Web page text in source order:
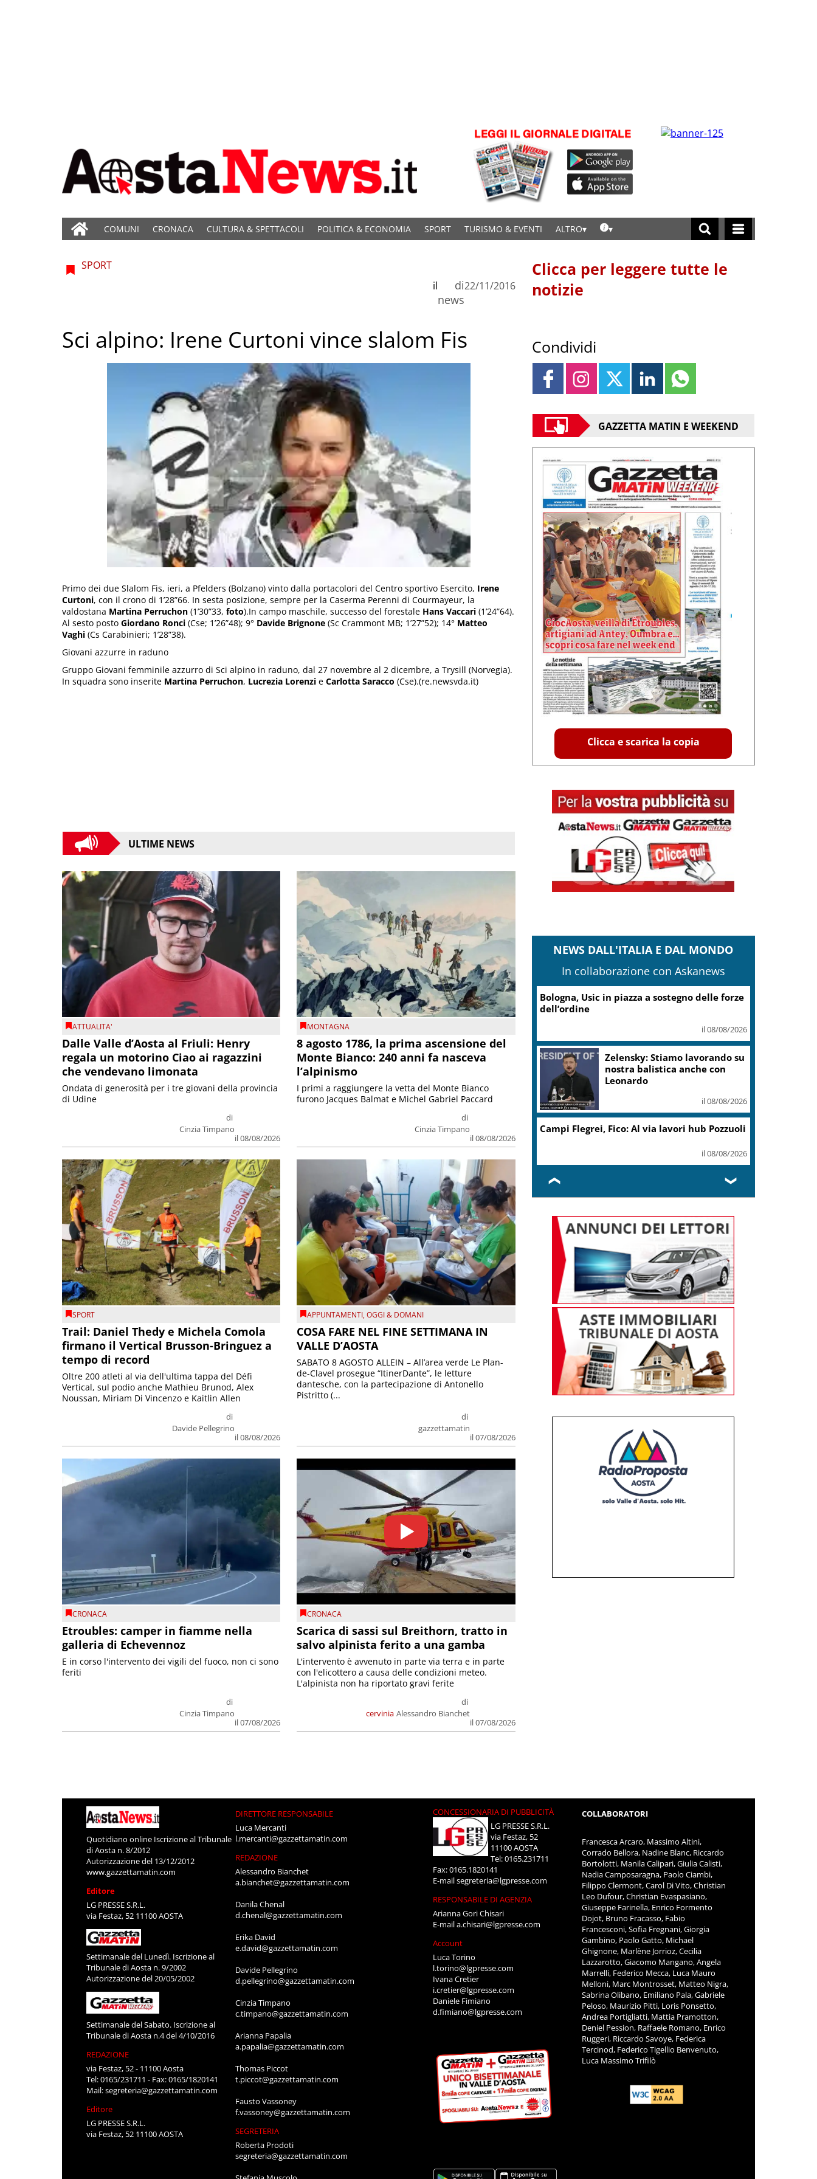
COMUNI CRONACA CULTURA & SPETTACOLI POLITICA & ECONOMIA SPORT TURISMO & EVENTI ALTRO
SPORT
di
news
il 22/11/2016
Sci alpino: Irene Curtoni vince slalom Fis
Primo dei due Slalom Fis, ieri, a Pfelders (Bolzano) vinto dalla portacolori del Centro sportivo Esercito, Irene
Curtoni, con il crono di 1’28”66. In sesta posizione, sempre per la Caserma Perenni di Courmayeur, la
valdostana Martina Perruchon (1’30”33, foto).In campo maschile, successo del forestale Hans Vaccari (1’24”64).
Al sesto posto Giordano Ronci (Cse; 1’26”48); 9° Davide Brignone (Sc Crammont MB; 1’27”52); 14° Matteo
Vaghi (Cs Carabinieri; 1’28”38).
Giovani azzurre in raduno
Gruppo Giovani femminile azzurro di Sci alpino in raduno, dal 27 novembre al 2 dicembre, a Trysill (Norvegia).
In squadra sono inserite Martina Perruchon, Lucrezia Lorenzi e Carlotta Saracco (Cse).(re.newsvda.it)
ULTIME NEWS
ATTUALITA'
Dalle Valle d’Aosta al Friuli: Henry
regala un motorino Ciao ai ragazzini
che vendevano limonata
di
Cinzia Timpano
il 08/08/2026
Ondata di generosità per i tre giovani della provincia
di Udine
MONTAGNA
8 agosto 1786, la prima ascensione del
Monte Bianco: 240 anni fa nasceva
l’alpinismo
di
Cinzia Timpano
il 08/08/2026
I primi a raggiungere la vetta del Monte Bianco
furono Jacques Balmat e Michel Gabriel Paccard
SPORT
Trail: Daniel Thedy e Michela Comola
firmano il Vertical Brusson-Bringuez a
tempo di record
di
Davide Pellegrino
il 08/08/2026
Oltre 200 atleti al via dell'ultima tappa del Défì
Vertical, sul podio anche Mathieu Brunod, Alex
Noussan, Miriam Di Vincenzo e Kaitlin Allen
APPUNTAMENTI,OGGI & DOMANI
COSA FARE NEL FINE SETTIMANA IN
VALLE D’AOSTA
di
gazzettamatin
il 07/08/2026
SABATO 8 AGOSTO ALLEIN – All’area verde Le Plan-
de-Clavel prosegue “ItinerDante”, le letture
dantesche, con la partecipazione di Antonello
Pistritto (...
CRONACA
Etroubles: camper in fiamme nella
galleria di Echevennoz
di
Cinzia Timpano
il 07/08/2026
E in corso l'intervento dei vigili del fuoco, non ci sono
feriti
CRONACA
Scarica di sassi sul Breithorn, tratto in
salvo alpinista ferito a una gamba
cervinia
di
Alessandro Bianchet
il 07/08/2026
L'intervento è avvenuto in parte via terra e in parte
con l'elicottero a causa delle condizioni meteo.
L'alpinista non ha riportato gravi ferite
Clicca per leggere tutte le
notizie
Condividi
GAZZETTA MATIN E WEEKEND
Clicca e scarica la copia
NEWS DALL'ITALIA E DAL MONDO
In collaborazione con Askanews
Bologna, Usic in piazza a sostegno delle forze
dell’ordine
il 08/08/2026
Zelensky: Stiamo lavorando su
nostra balistica anche con
Leonardo
il 08/08/2026
Campi Flegrei, Fico: Al via lavori hub Pozzuoli
il 08/08/2026
❮ ❯
Quotidiano online Iscrizione al Tribunale
di Aosta n. 8/2012
Autorizzazione del 13/12/2012
www.gazzettamatin.com
Editore
LG PRESSE S.R.L.
via Festaz, 52 11100 AOSTA
Settimanale del Lunedì. Iscrizione al
Tribunale di Aosta n. 9/2002
Autorizzazione del 20/05/2002
Settimanale del Sabato. Iscrizione al
Tribunale di Aosta n.4 del 4/10/2016
REDAZIONE
via Festaz, 52 - 11100 Aosta
Tel: 0165/231711 - Fax: 0165/1820141
Mail:segreteria@gazzettamatin.com
Editore
LG PRESSE S.R.L.
via Festaz, 52 11100 AOSTA
DIRETTORE RESPONSABILE
Luca Mercanti
l.mercanti@gazzettamatin.com
REDAZIONE
Alessandro Bianchet
a.bianchet@gazzettamatin.com
Danila Chenal
d.chenal@gazzettamatin.com
Erika David
e.david@gazzettamatin.com
Davide Pellegrino
d.pellegrino@gazzettamatin.com
Cinzia Timpano
c.timpano@gazzettamatin.com
Arianna Papalia
a.papalia@gazzettamatin.com
Thomas Piccot
t.piccot@gazzettamatin.com
Fausto Vassoney
f.vassoney@gazzettamatin.com
SEGRETERIA
Roberta Prodoti
segreteria@gazzettamatin.com
CONCESSIONARIA DI PUBBLICITÀ
LG PRESSE S.R.L.
via Festaz, 52
11100 AOSTA
Tel: 0165.231711
Fax: 0165.1820141
E-mailsegreteria@lgpresse.com
RESPONSABILE DI AGENZIA
Arianna Gori Chisari
E-maila.chisari@lgpresse.com
Account
Luca Torino
l.torino@lgpresse.com
Ivana Cretier
i.cretier@lgpresse.com
Daniele Fimiano
d.fimiano@lgpresse.com
COLLABORATORI
Francesca Arcaro, Massimo Altini,
Corrado Bellora, Nadine Blanc, Riccardo
Bortolotti, Manila Calipari, Giulia Calisti,
Nadia Camposaragna, Paolo Ciambi,
Filippo Clermont, Carol Di Vito, Christian
Leo Dufour, Christian Evaspasiano,
Giuseppe Farinella, Enrico Formento
Dojot, Bruno Fracasso, Fabio
Francesconi, Sofia Fregnani, Giorgia
Gambino, Paolo Gatto, Michael
Ghignone, Marlène Jorrioz, Cecilia
Lazzarotto, Giacomo Mangano, Angela
Marrelli, Federico Mecca, Luca Mauro
Melloni, Marc Montrosset, Matteo Nigra,
Sabrina Olibano, Emiliano Pala, Gabriele
Peloso, Maurizio Pitti, Loris Ponsetto,
Andrea Portigliatti, Mattia Pramotton,
Deniel Pession, Raffaele Romano, Enrico
Ruggeri, Riccardo Savoye, Federica
Tercinod, Federico Tigellio Benvenuto,
Luca Massimo Trifilò